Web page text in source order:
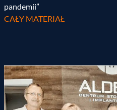
pandemii”
CAŁY MATERIAŁ